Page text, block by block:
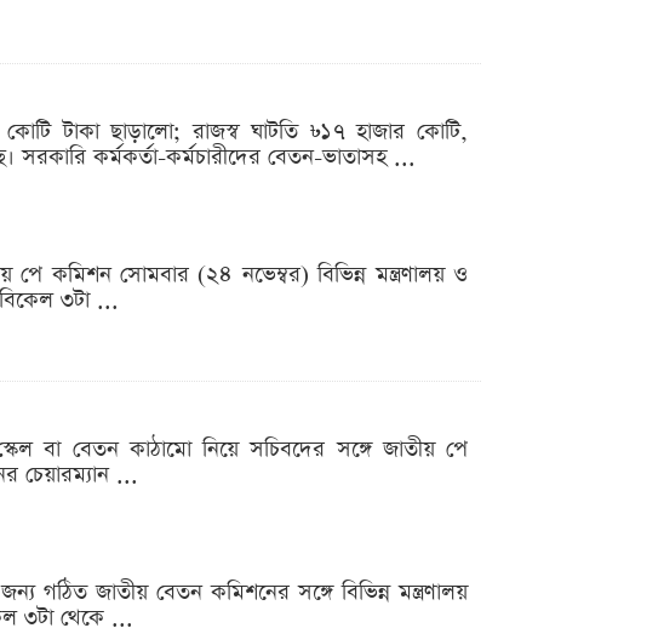
টাকা ছাড়ালো; রাজস্ব ঘাটতি ৳১৭ হাজার কোটি,
সরকারি কর্মকর্তা-কর্মচারীদের বেতন-ভাতাসহ ...
কমিশন সোমবার (২৪ নভেম্বর) বিভিন্ন মন্ত্রণালয় ও
৩টা ...
বা বেতন কাঠামো নিয়ে সচিবদের সঙ্গে জাতীয় পে
চেয়ারম্যান ...
গঠিত জাতীয় বেতন কমিশনের সঙ্গে বিভিন্ন মন্ত্রণালয়
৩টা থেকে ...